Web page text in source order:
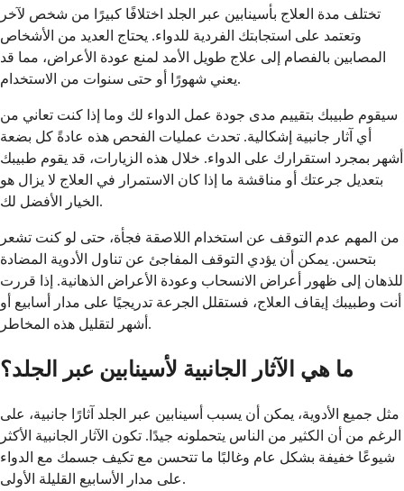
تختلف مدة العلاج بأسينابين عبر الجلد اختلافًا كبيرًا من شخص لآخر
وتعتمد على استجابتك الفردية للدواء. يحتاج العديد من الأشخاص
المصابين بالفصام إلى علاج طويل الأمد لمنع عودة الأعراض، مما قد
يعني شهورًا أو حتى سنوات من الاستخدام.
سيقوم طبيبك بتقييم مدى جودة عمل الدواء لك وما إذا كنت تعاني من
أي آثار جانبية إشكالية. تحدث عمليات الفحص هذه عادةً كل بضعة
أشهر بمجرد استقرارك على الدواء. خلال هذه الزيارات، قد يقوم طبيبك
بتعديل جرعتك أو مناقشة ما إذا كان الاستمرار في العلاج لا يزال هو
الخيار الأفضل لك.
من المهم عدم التوقف عن استخدام اللاصقة فجأة، حتى لو كنت تشعر
بتحسن. يمكن أن يؤدي التوقف المفاجئ عن تناول الأدوية المضادة
للذهان إلى ظهور أعراض الانسحاب وعودة الأعراض الذهانية. إذا قررت
أنت وطبيبك إيقاف العلاج، فستقلل الجرعة تدريجيًا على مدار أسابيع أو
أشهر لتقليل هذه المخاطر.
ما هي الآثار الجانبية لأسينابين عبر الجلد؟
مثل جميع الأدوية، يمكن أن يسبب أسينابين عبر الجلد آثارًا جانبية، على
الرغم من أن الكثير من الناس يتحملونه جيدًا. تكون الآثار الجانبية الأكثر
شيوعًا خفيفة بشكل عام وغالبًا ما تتحسن مع تكيف جسمك مع الدواء
على مدار الأسابيع القليلة الأولى.